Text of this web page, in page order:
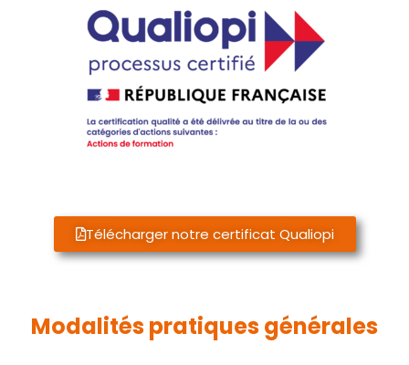
Télécharger notre certificat Qualiopi
Modalitéspratiques générales